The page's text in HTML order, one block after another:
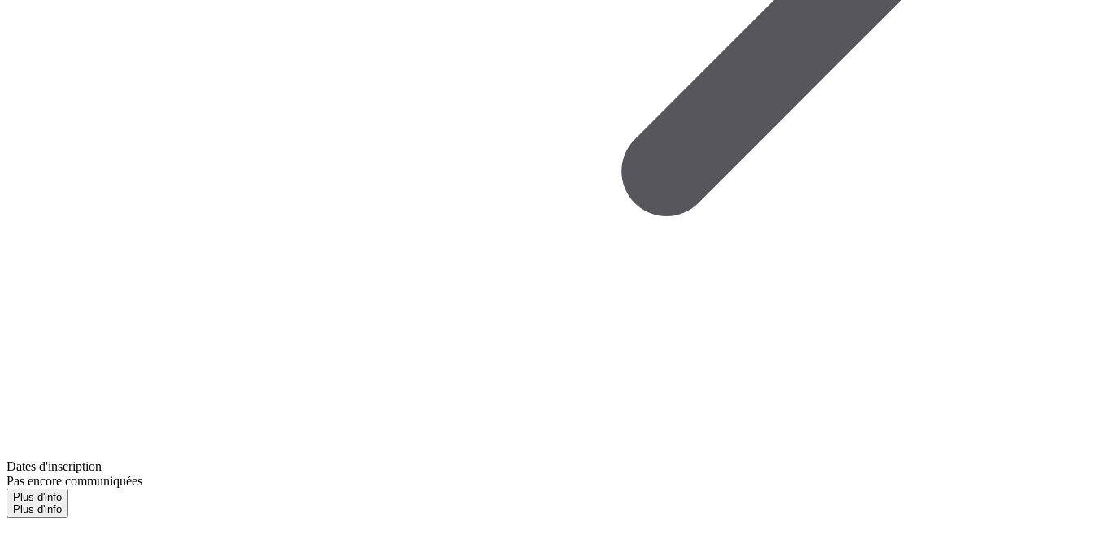
Dates d'inscription
Pas encore communiquées
Plus d'info
Plus d'info